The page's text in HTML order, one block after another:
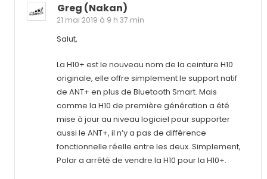
Greg (nakan)
21 mai 2019 à 9 h 37 min
Salut,
La H10+ est le nouveau nom de la ceinture H10
originale, elle offre simplement le support natif
de ANT+ en plus de Bluetooth Smart. Mais
comme la H10 de première génération a été
mise à jour au niveau logiciel pour supporter
aussi le ANT+, il n’y a pas de différence
fonctionnelle réelle entre les deux. Simplement,
Polar a arrêté de vendre la H10 pour la H10+.